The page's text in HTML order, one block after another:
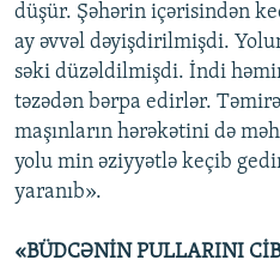
düşür. Şəhərin içərisindən
ay əvvəl dəyişdirilmişdi.
səki düzəldilmişdi. İndi
təzədən bərpa edirlər.
maşınların hərəkətini də
yolu min əziyyətlə keçib
yaranıb».
«BÜDCƏNİN PULLARINI